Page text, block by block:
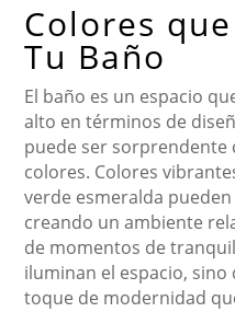
Colores
Tu Baño
El baño es un espacio
alto en términos de
puede ser sorprendente
colores. Colores
verde esmeralda
creando un ambiente
de momentos de
iluminan el espacio,
toque de modernidad